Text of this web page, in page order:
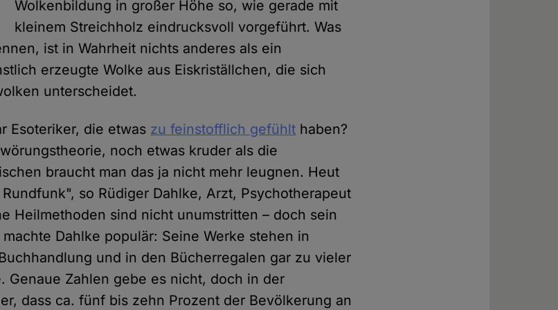
Wolkenbildung in großer Höhe so, wie gerade mit
kleinem Streichholz eindrucksvoll vorgeführt. Was
ist in Wahrheit nichts anderes als ein
erzeugte Wolke aus Eiskriställchen, die sich
unterscheidet.
Esoteriker, die etwas zu feinstofflich gefühlt haben?
noch etwas kruder als die
braucht man das ja nicht mehr leugnen. Heut
so Rüdiger Dahlke, Arzt, Psychotherapeut
Heilmethoden sind nicht unumstritten – doch sein
Dahlke populär: Seine Werke stehen in
und in den Bücherregalen gar zu vieler
Genaue Zahlen gebe es nicht, doch in der
dass ca. fünf bis zehn Prozent der Bevölkerung an